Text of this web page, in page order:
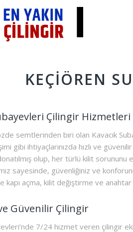
KEÇIÖREN
Çilingir Hizmetleri
semtlerinden biri olan Kavacık
gibi ihtiyaçlarınızda hızlı ve
olup, her türlü kilit
sayesinde, güvenliğiniz ve
kapı açma, kilit değiştirme ve
Güvenilir Çilingir
7/24 hizmet veren çilingir